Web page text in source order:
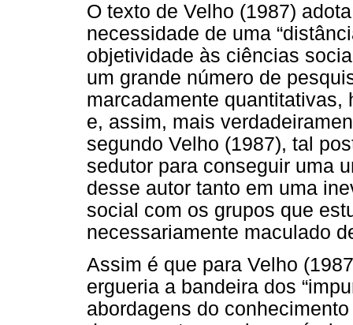
O texto de Velho (1987)
necessidade de uma
objetividade às ciências
um grande número de
marcadamente
e, assim, mais
segundo Velho (1987), tal
sedutor para conseguir uma
desse autor tanto em uma
social com os grupos que
necessariamente maculado
Assim é que para Velho
ergueria a bandeira dos
abordagens do